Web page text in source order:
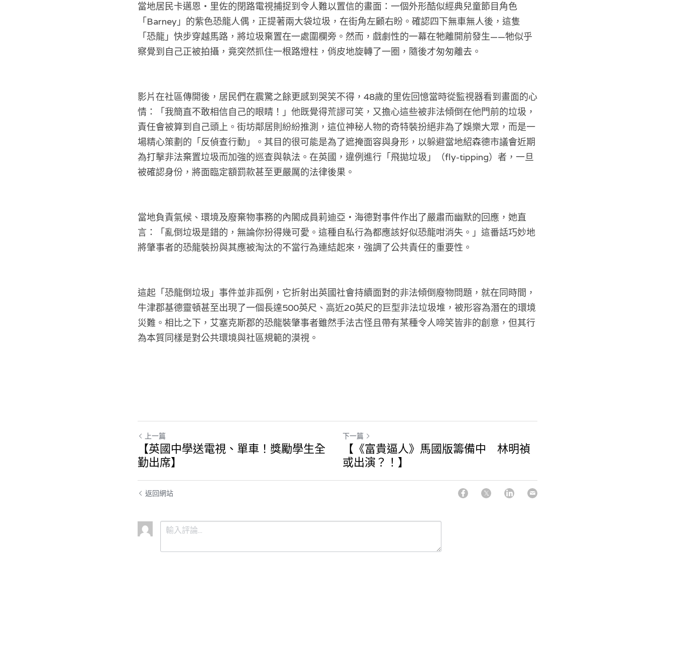
當地居民卡邁恩・里佐的閉路電視捕捉到令人難以置信的畫面：一個外形酷似經典兒童節目角色
「Barney」的紫色恐龍人偶，正提著兩大袋垃圾，在街角左顧右盼。確認四下無車無人後，這隻
「恐龍」快步穿越馬路，將垃圾棄置在一處圍欄旁。然而，戲劇性的一幕在牠離開前發生——牠似乎
察覺到自己正被拍攝，竟突然抓住一根路燈柱，俏皮地旋轉了一圈，隨後才匆匆離去。
影片在社區傳開後，居民們在震驚之餘更感到哭笑不得，48歲的里佐回憶當時從監視器看到畫面的心
情：「我簡直不敢相信自己的眼睛！」他既覺得荒謬可笑，又擔心這些被非法傾倒在他門前的垃圾，
責任會被算到自己頭上。街坊鄰居則紛紛推測，這位神秘人物的奇特裝扮絕非為了娛樂大眾，而是一
場精心策劃的「反偵查行動」。其目的很可能是為了遮掩面容與身形，以躲避當地紹森德市議會近期
為打擊非法棄置垃圾而加強的巡查與執法。在英國，違例進行「飛拋垃圾」（fly-tipping）者，一旦
被確認身份，將面臨定額罰款甚至更嚴厲的法律後果。
當地負責氣候、環境及廢棄物事務的內閣成員莉迪亞・海德對事件作出了嚴肅而幽默的回應，她直
言：「亂倒垃圾是錯的，無論你扮得幾可愛。這種自私行為都應該好似恐龍咁消失。」這番話巧妙地
將肇事者的恐龍裝扮與其應被淘汰的不當行為連結起來，強調了公共責任的重要性。
這起「恐龍倒垃圾」事件並非孤例，它折射出英國社會持續面對的非法傾倒廢物問題，就在同時間，
牛津郡基德靈頓甚至出現了一個長達500英尺、高近20英尺的巨型非法垃圾堆，被形容為潛在的環境
災難。相比之下，艾塞克斯郡的恐龍裝肇事者雖然手法古怪且帶有某種令人啼笑皆非的創意，但其行
為本質同樣是對公共環境與社區規範的漠視。
上一篇
【英國中學送電視、單車！獎勵學生全
勤出席】
下一篇
【《富貴逼人》馬國版籌備中 林明禎
或出演？！】
返回網站